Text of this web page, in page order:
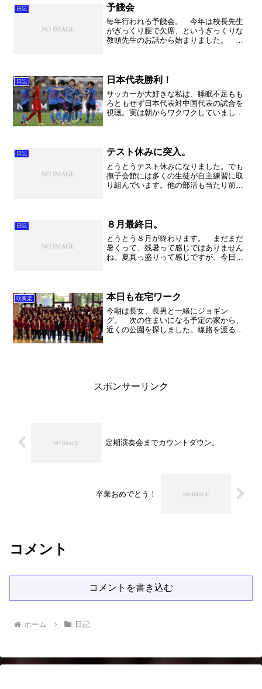
頃が結構ありそうです。ま...
日記 予餞会
毎年行われる予餞会。 今年は校長先生
がぎっくり腰で欠席、というぎっくりな
教頭先生のお話から始まりました。 さ
かったんですが・・・。でも...
日記 日本代表勝利！
サッカーが大好きな私は、睡眠不足もも
ろともせず日本代表対中国代表の試合を
視聴。実は朝からワクワクしていまし
日記 テスト休みに突入。
とうとうテスト休みになりました。でも
撫子会館には多くの生徒が自主練習に取
り組んでいます。他の部活も当たり前の
催する哲学の勉強会に参...
日記 ８月最終日。
とうとう８月が終わります。 まだまだ
暑くって、残暑って感じではありません
ね。夏真っ盛りって感じですが、今日も
うそう吹奏楽部でも打楽器...
吹奏楽 本日も在宅ワーク
今朝は長女、長男と一緒にジョギン
グ。 次の住まいになる予定の家から、
近くの公園を探しました。線路を渡る歩
スポンサーリンク
定期演奏会までカウントダウン。
卒業おめでとう！
コメント
コメントを書き込む
ホーム 日記